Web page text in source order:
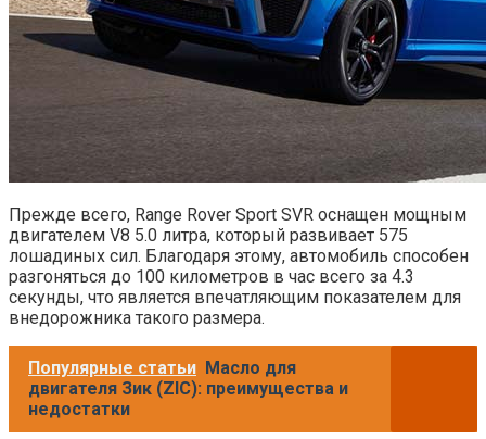
Прежде всего, Range Rover Sport SVR оснащен мощным
двигателем V8 5.0 литра, который развивает 575
лошадиных сил. Благодаря этому, автомобиль способен
разгоняться до 100 километров в час всего за 4.3
секунды, что является впечатляющим показателем для
внедорожника такого размера.
Популярные статьи Масло для
двигателя Зик (ZIC): преимущества и
недостатки